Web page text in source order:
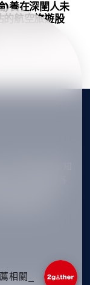
)養在深閨人未
的航空旅遊股
宿和旅遊專業知
，遍及世界各
的親身體驗。
優惠資訊。
文章_